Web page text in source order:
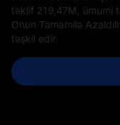
təklif 219,47M , ümumi
Onun Tamamilə
təşkil edir.